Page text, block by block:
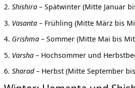
Shishira – Spätwinter (Mitte Januar
Vasanta – Frühling (Mitte März bis
Grishma – Sommer (Mitte Mai bis
Varsha – Hochsommer und
Sharad– Herbst (Mitte September